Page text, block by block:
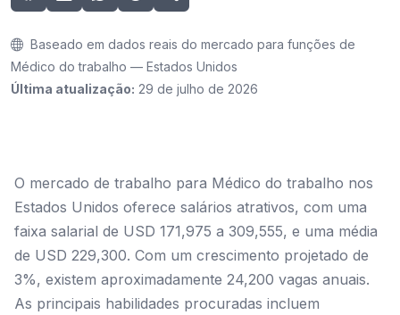
Baseado em dados reais do mercado para funções de
Médico do trabalho — Estados Unidos
Última atualização: 29 de julho de 2026
O mercado de trabalho para Médico do trabalho nos
Estados Unidos oferece salários atrativos, com uma
faixa salarial de USD 171,975 a 309,555, e uma média
de USD 229,300. Com um crescimento projetado de
3%, existem aproximadamente 24,200 vagas anuais.
As principais habilidades procuradas incluem